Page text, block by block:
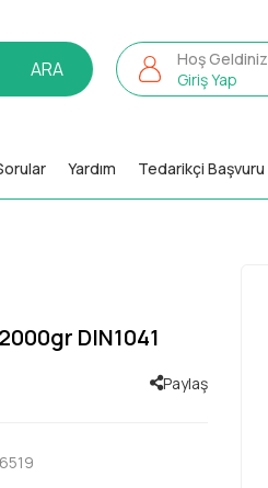
ARA
Hoş Geldiniz
Giriş Yap
Yardım Tedarikçi Başvuru
DIN1041
Paylaş